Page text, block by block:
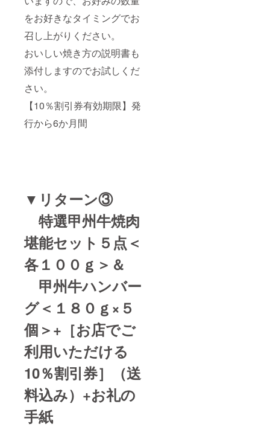
をお好きなタイミングでお
召し上がりください。
おいしい焼き方の説明書も
添付しますのでお試しくだ
さい。
【10％割引券有効期限】発
行から6か月間
▼リターン③
特選甲州牛焼肉
堪能セット５点＜
各１００ｇ＞＆
甲州牛ハンバー
グ＜１８０ｇ×５
個＞+［お店でご
利用いただける
10％割引券］（送
料込み）+お礼の
手紙